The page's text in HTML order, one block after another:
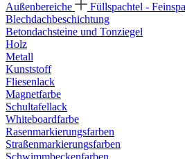
Außenbereiche
Füllspachtel -
Blechdachbeschichtung
Betondachsteine und Tonziegel
Holz
Metall
Kunststoff
Fliesenlack
Magnetfarbe
Schultafellack
Whiteboardfarbe
Rasenmarkierungsfarben
Straßenmarkierungsfarben
Schwimmbeckenfarben